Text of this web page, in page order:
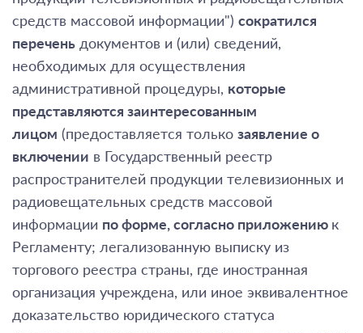
средств массовой информации") сократился
перечень документов и (или) сведений,
необходимых для осуществления
административной процедуры, которые
представляются заинтересованным
лицом (предоставляется только заявление о
включении в Государственный реестр
распространителей продукции телевизионных и
радиовещательных средств массовой
информации по форме, согласно приложению к
Регламенту; легализованную выписку из
торгового реестра страны, где иностранная
организация учреждена, или иное эквивалентное
доказательство юридического статуса